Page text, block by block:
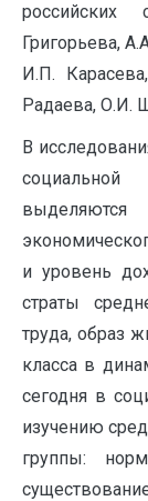
Григорьева,
И.П.
Радаева, О.И.
В
социальной
выделяются
и уровень
страты
труда, образ
класса в
сегодня в
изучению
группы: